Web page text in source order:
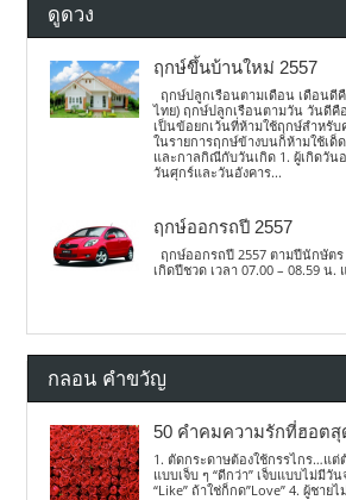
ดูดวง
ฤกษ์ขึ้นบ้านใหม่ 2557
ฤกษ์ปลูกเรือนตามเดือน เดือนดี
ไทย) ฤกษ์ปลูกเรือนตามวัน วันดี
เป็นข้อยกเว้นที่ห้ามใช้ฤกษ์สำหรับ
ในรายการฤกษ์ข้างบนก็ห้ามใช้เด็
และกาลกิณีกับวันเกิด 1. ผู้เกิดวัน
วันศุกร์และวันอังคาร...
ฤกษ์ออกรถปี 2557
ฤกษ์ออกรถปี 2557 ตามปีนักษัต
เกิดปีชวด เวลา 07.00 – 08.59 น.
กลอน คำขวัญ
50 คำคมความรักที่ฮอตสุ
1. ตัดกระดาษต้องใช้กรรไกร…แต่
แบบเจ็บ ๆ “ดีกว่า” เจ็บแบบไม่มี
“Like” ถ้าใช่ก็กด”Love” 4. ผู้ชาย